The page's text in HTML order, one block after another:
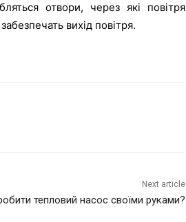
отвори, через які повітря
вихід повітря.
Next article
тепловий насос своїми руками?